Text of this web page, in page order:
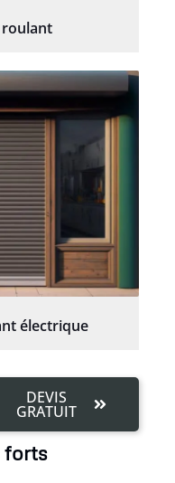
électrique
DEVIS
GRATUIT
forts